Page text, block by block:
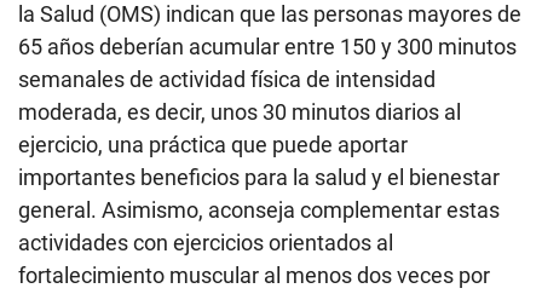
la Salud (OMS) indican que las personas mayores de
65 años deberían acumular entre 150 y 300 minutos
semanales de actividad física de intensidad
moderada, es decir, unos 30 minutos diarios al
ejercicio, una práctica que puede aportar
importantes beneficios para la salud y el bienestar
general. Asimismo, aconseja complementar estas
actividades con ejercicios orientados al
fortalecimiento muscular al menos dos veces por